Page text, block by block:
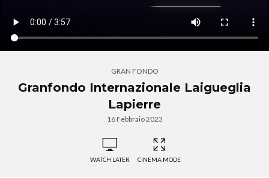
GRAN FONDO
Granfondo Internazionale Laigueglia
Lapierre
16 Febbraio 2023
WATCH LATER CINEMA MODE